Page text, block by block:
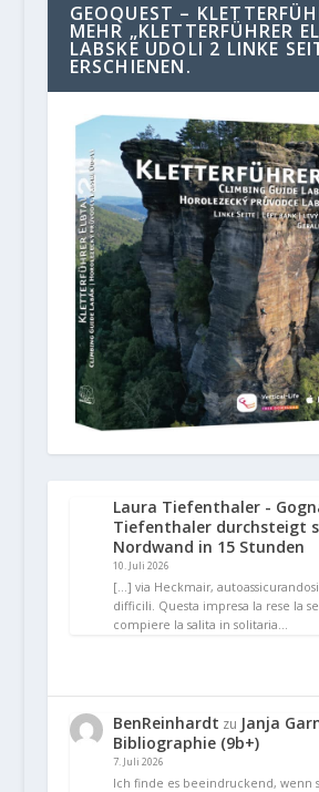
GEOQUEST –
MEHR „KLETTERFÜHRER
LABSKE UDOLI 2 LINKE
ERSCHIENEN.
Laura Tiefenthaler -
Tiefenthaler durchsteigt
Nordwand in 15 Stunden
10. Juli 2026
[…] via Heckmair,
difficili. Questa impresa la rese la
compiere la salita in solitaria…
BenReinhardt zu Janja
Bibliographie (9b+)
7. Juli 2026
Ich finde es beeindruckend, wenn